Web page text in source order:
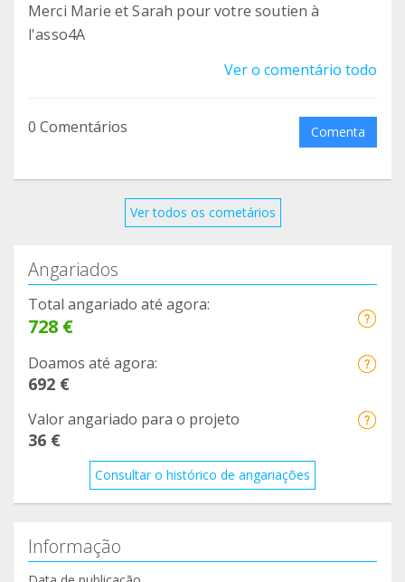
Merci Marie et Sarah pour votre soutien à
l'asso4A
Ver o comentário todo
0 Comentários Comenta
Ver todos os cometários
Angariados
Total angariado até agora:
728 €
Doamos até agora:
692 €
Valor angariado para o projeto
36 €
Consultar o histórico de angariações
Informação